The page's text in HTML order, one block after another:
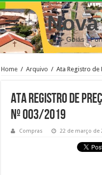
– Goiás |
Home / Arquivo / Ata Registro de
Ata Registro de
Nº 003/2019
Compras 22 de março de